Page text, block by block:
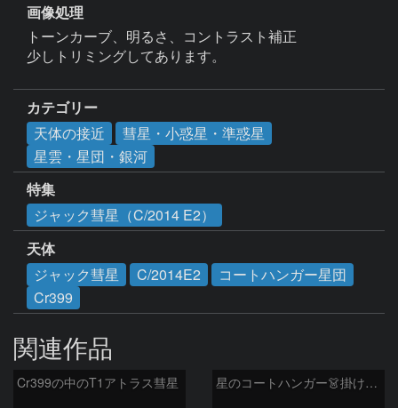
画像処理
トーンカーブ、明るさ、コントラスト補正
少しトリミングしてあります。
カテゴリー
天体の接近
彗星・小惑星・準惑星
星雲・星団・銀河
特集
ジャック彗星（C/2014 E2）
天体
ジャック彗星
C/2014E2
コートハンガー星団
Cr399
関連作品
Cr399の中のT1アトラス彗星 星のコートハンガー👗掛けてみたいな